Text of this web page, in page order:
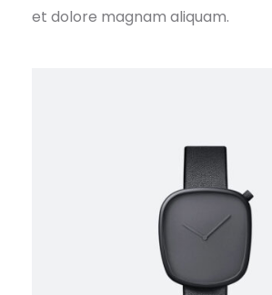
et dolore magnam aliquam.